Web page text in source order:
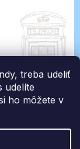
treba udeliť
udelíte
ho môžete v